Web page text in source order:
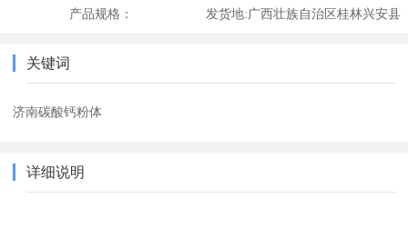
产品规格： 发货地:广西壮族自治区桂林兴安县
关键词
济南碳酸钙粉体
详细说明